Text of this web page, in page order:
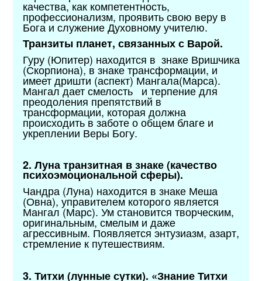
качества, как компетентность,
профессионализм, проявить свою веру в
Бога и служение Духовному учителю.
Транзиты планет, связанных с Варой.
Гуру (Юпитер) находится в знаке Вришчика
(Скорпиона), в знаке трансформации, и
имеет дришти (аспект) Мангала(Марса).
Мангал дает смелость и терпение для
преодоления препятствий в
трансформации, которая должна
происходить в заботе о общем благе и
укреплении Веры Богу.
2. Луна транзитная в знаке (качество
психоэмоциональной сферы).
Чандра (Луна) находится в знаке Меша
(Овна), управителем которого является
Мангал (Марс). Ум становится творческим,
оригинальным, смелым и даже
агрессивным. Появляется энтузиазм, азарт,
стремление к путешествиям.
3. Титхи (лунные сутки). «Знание Титхи